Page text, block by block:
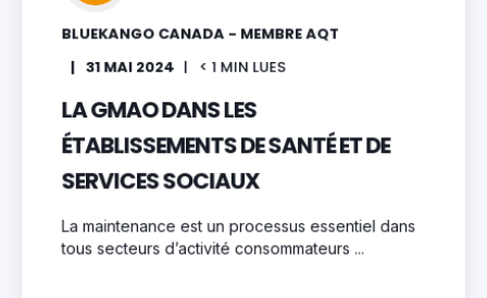
BLUEKANGO CANADA - MEMBRE AQT
31 MAI 2024 < 1 MIN LUES
LA GMAO DANS LES
ÉTABLISSEMENTS DE SANTÉ ET DE
SERVICES SOCIAUX
La maintenance est un processus essentiel dans
tous secteurs d’activité consommateurs ...